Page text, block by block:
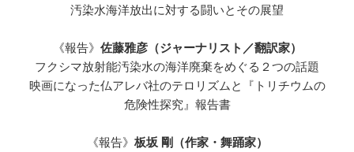
汚染水海洋放出に対する闘いとその展望
《報告》 佐藤雅彦（ジャーナリスト／翻訳家）
フクシマ放射能汚染水の海洋廃棄をめぐる２つの話題
映画になった仏アレバ社のテロリズムと『トリチウムの
危険性探究』報告書
《報告》 板坂 剛（作家・舞踊家）